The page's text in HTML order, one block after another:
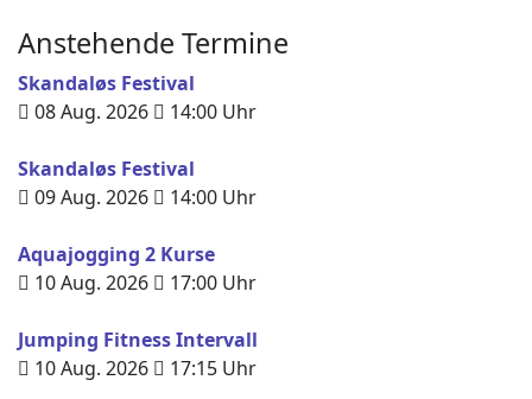
Anstehende Termine
Skandaløs Festival
08 Aug. 2026
14:00 Uhr
Skandaløs Festival
09 Aug. 2026
14:00 Uhr
Aquajogging 2 Kurse
10 Aug. 2026
17:00 Uhr
Jumping Fitness Intervall
10 Aug. 2026
17:15 Uhr